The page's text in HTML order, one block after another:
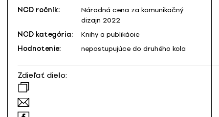
NCD ročník:
Národná cena za komunikačný
dizajn 2022
NCD kategória:
Knihy a publikácie
Hodnotenie:
nepostupujúce do druhého kola
Zdieľať dielo: